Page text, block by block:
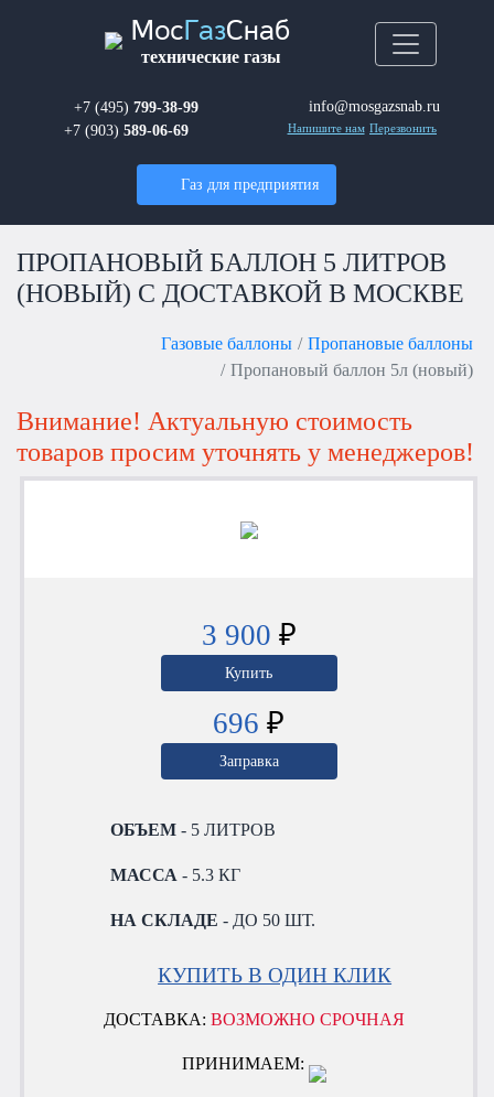
Мос ГазСнаб
технические газы
+7 (495) 799-38-99
+7 (903) 589-06-69
info@mosgazsnab.ru
Напишите нам Перезвонить
Газ для предприятия
ПРОПАНОВЫЙ БАЛЛОН 5 ЛИТРОВ
(НОВЫЙ) С ДОСТАВКОЙ В МОСКВЕ
Газовые баллоны
Пропановые баллоны
Пропановый баллон 5л (новый)
Внимание! Актуальную стоимость
товаров просим уточнять у менеджеров!
3 900 ₽
Купить
696 ₽
Заправка
ОБЪЕМ - 5 ЛИТРОВ
МАССА - 5.3 КГ
НА СКЛАДЕ - ДО 50 ШТ.
КУПИТЬ В ОДИН КЛИК
ДОСТАВКА:ВОЗМОЖНО СРОЧНАЯ
ПРИНИМАЕМ: